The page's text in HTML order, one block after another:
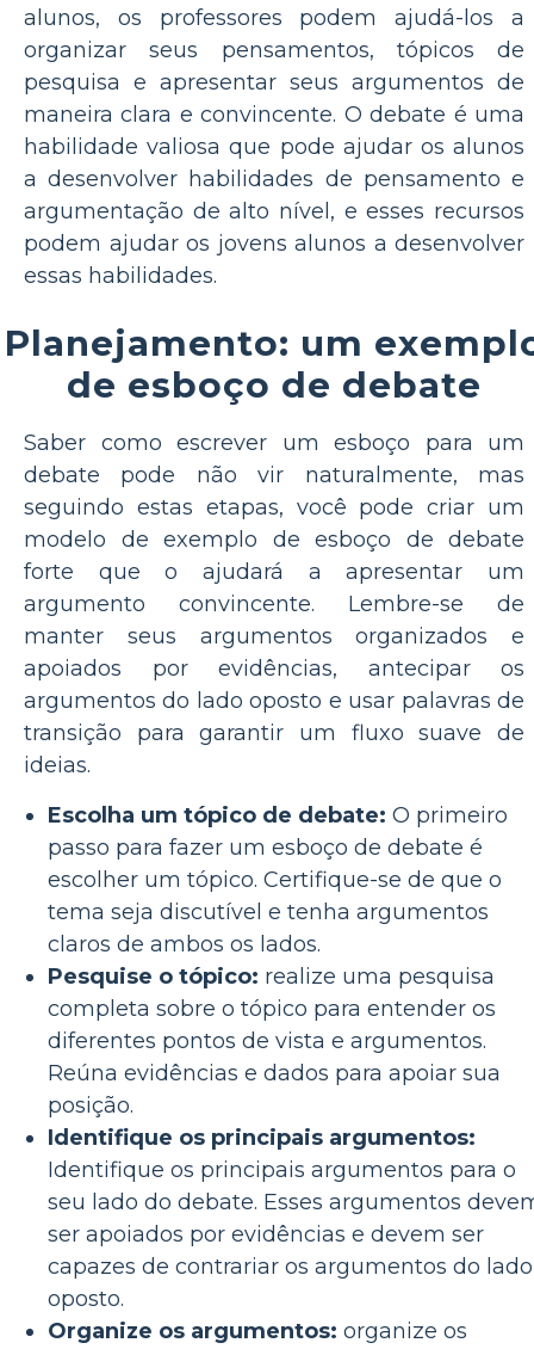
alunos, os professores podem ajudá-los a
organizar seus pensamentos, tópicos de
pesquisa e apresentar seus argumentos de
maneira clara e convincente. O debate é uma
habilidade valiosa que pode ajudar os alunos
a desenvolver habilidades de pensamento e
argumentação de alto nível, e esses recursos
podem ajudar os jovens alunos a desenvolver
essas habilidades.
Planejamento: um
de esboço de debate
Saber como escrever um esboço para um
debate pode não vir naturalmente, mas
seguindo estas etapas, você pode criar um
modelo de exemplo de esboço de debate
forte que o ajudará a apresentar um
argumento convincente. Lembre-se de
manter seus argumentos organizados e
apoiados por evidências, antecipar os
argumentos do lado oposto e usar palavras de
transição para garantir um fluxo suave de
ideias.
Escolha um tópico de debate: O primeiro
passo para fazer um esboço de debate é
escolher um tópico. Certifique-se de que o
tema seja discutível e tenha argumentos
claros de ambos os lados.
Pesquise o tópico: realize uma pesquisa
completa sobre o tópico para entender os
diferentes pontos de vista e argumentos.
Reúna evidências e dados para apoiar sua
posição.
Identifique os principais argumentos:
Identifique os principais argumentos para o
seu lado do debate. Esses argumentos
ser apoiados por evidências e devem ser
capazes de contrariar os argumentos do lado
oposto.
Organize os argumentos: organize os